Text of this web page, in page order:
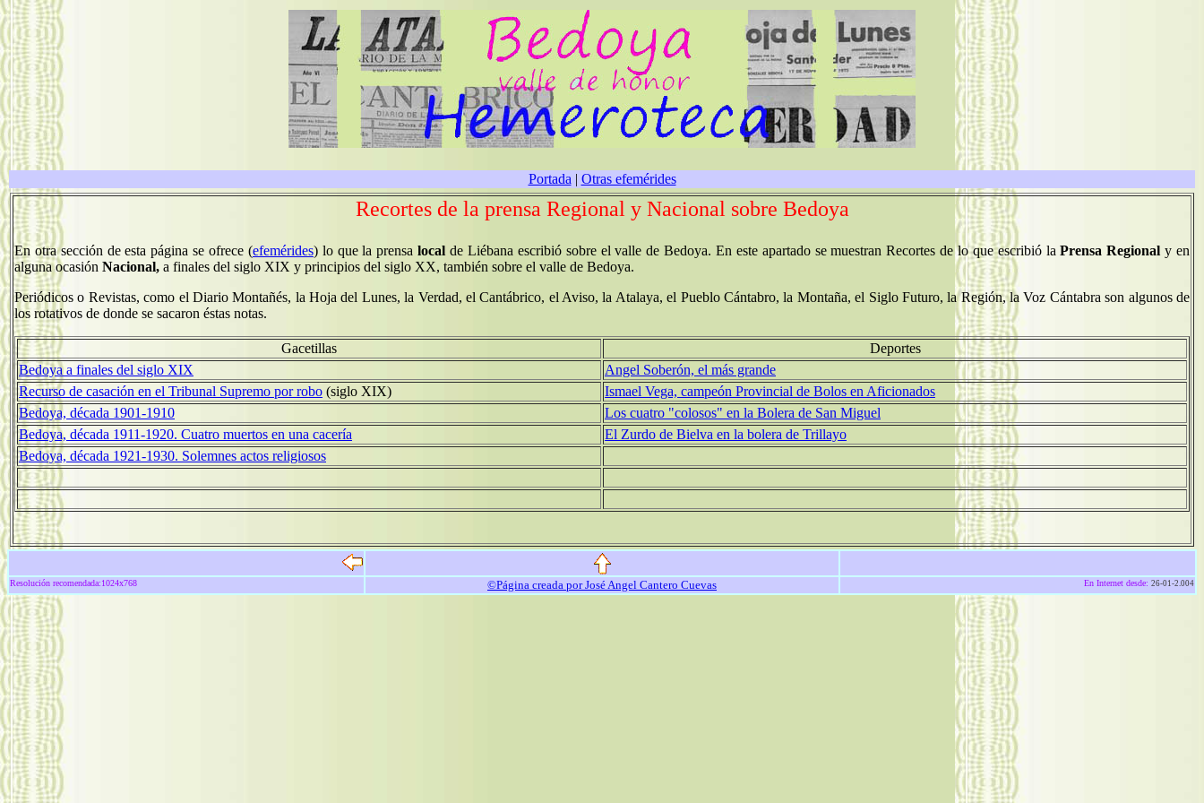
Portada | Otras efemérides
Recortes de la prensa Regional y Nacional sobre Bedoya
En otra sección de esta página se ofrece (efemérides) lo que la prensalocal de Liébana escribió sobre el valle de Bedoya. En este apartado se muestran Recortes de lo que escribió laPrensa Regional y en
alguna ocasión Nacional, a finales del siglo XIX y principios del siglo XX, también sobre el valle de Bedoya.
Periódicos o Revistas, como el Diario Montañés, la Hoja del Lunes, la Verdad, el Cantábrico, el Aviso, la Atalaya, el Pueblo Cántabro, la Montaña, el Siglo Futuro, la Región, la Voz Cántabra son algunos de
los rotativos de donde se sacaron éstas notas.
Gacetillas
Deportes
Bedoya a finales del siglo XIX
Angel Soberón, el más grande
Recurso de casación en el Tribunal Supremo por robo (siglo XIX)
Ismael Vega, campeón Provincial de Bolos en Aficionados
Bedoya, década 1901-1910
Los cuatro "colosos" en la Bolera de San Miguel
Bedoya, década 1911-1920. Cuatro muertos en una cacería
El Zurdo de Bielva en la bolera de Trillayo
Bedoya, década 1921-1930. Solemnes actos religiosos
Resolución recomendada:1024x768 ©Página creada por José Angel Cantero Cuevas En Internet desde: 26-01-2.004